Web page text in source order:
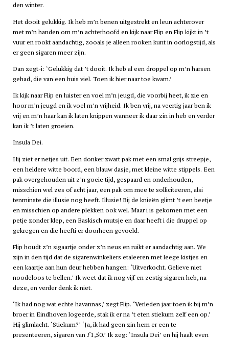
den winter.
Het dooit gelukkig. Ik heb m’n benen uitgestrekt en leun achterover
met m’n handen om m’n achterhoofd en kijk naar Flip en Flip kijkt in ’t
vuur en rookt aandachtig, zooals je alleen rooken kunt in oorlogstijd, als
er geen sigaren meer zijn.
Dan zegt-i: ‘Gelukkig dat ’t dooit. Ik heb al een droppel op m’n harsen
gehad, die van een huis viel. Toen ik hier naar toe kwam.’
Ik kijk naar Flip en luister en voel m’n jeugd, die voorbij heet, ik zie en
hoor m’n jeugd en ik voel m’n vrijheid. Ik ben vrij, na veertig jaar ben ik
vrij en m’n haar kan ik laten knippen wanneer ik daar zin in heb en verder
kan ik ’t laten groeien.
Insula Dei.
Hij ziet er netjes uit. Een donker zwart pak met een smal grijs streepje,
een heldere witte boord, een blauw dasje, met kleine witte stippels. Een
pak overgehouden uit z’n goeie tijd, gespaard en onderhouden,
misschien wel zes of acht jaar, een pak om mee te solliciteeren, alsi
tenminste die illusie nog heeft. Illusie! Bij de knieën glimt ’t een beetje
en misschien op andere plekken ook wel. Maar i is gekomen met een
petje zonder klep, een Baskisch mutsje en daar heeft i die druppel op
gekregen en die heefti er doorheen gevoeld.
Flip houdt z’n sigaartje onder z’n neus en ruikt er aandachtig aan. We
zijn in den tijd dat de sigarenwinkeliers etaleeren met leege kistjes en
een kaartje aan hun deur hebben hangen: ‘Uitverkocht. Gelieve niet
noodeloos te bellen.’ Ik weet dat ik nog vijf en zestig sigaren heb, na
deze, en verder denk ik niet.
‘Ik had nog wat echte havannas,’ zegt Flip. ‘Verleden jaar toen ik bij m’n
broer in Eindhoven logeerde, stak ik er na ’t eten stiekum zelf een op.’
Hij glimlacht. ‘Stiekum?’ ‘Ja, ik had geen zin hem er een te
presenteeren, sigaren vanf1,50.’ Ik zeg: ‘Insula Dei’ en hij haalt even